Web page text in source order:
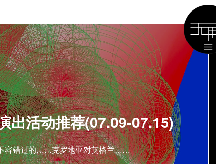
出活动推荐(07.09-07.15)
容错过的……克罗地亚对英格兰……